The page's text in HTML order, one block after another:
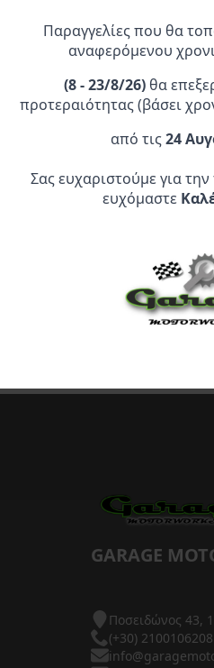
Επίσημος
Service
CLEARANCE |
GARAGE
Ποσειδώνος 43,
(+30) 2100106208
Παραγγελίες που θα
αναφερόμενου
(8 - 23/8/26)θα
προτεραιότητας (βάσει
από τις24
Σας ευχαριστούμε για
ευχόμαστε